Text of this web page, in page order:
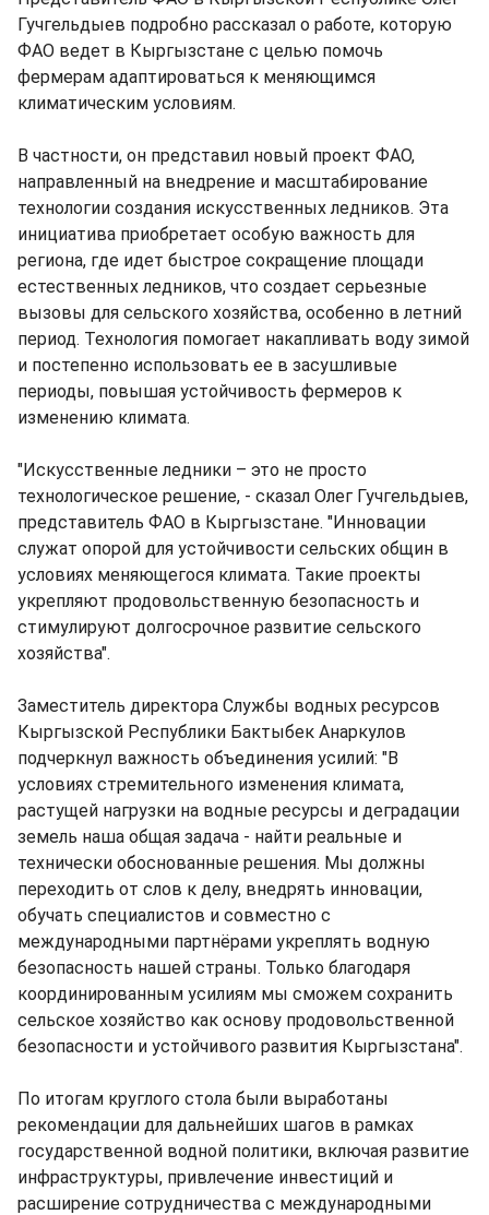
Гучгельдыев подробно рассказал о работе, которую
ФАО ведет в Кыргызстане с целью помочь
фермерам адаптироваться к меняющимся
климатическим условиям.
В частности, он представил новый проект ФАО,
направленный на внедрение и масштабирование
технологии создания искусственных ледников. Эта
инициатива приобретает особую важность для
региона, где идет быстрое сокращение площади
естественных ледников, что создает серьезные
вызовы для сельского хозяйства, особенно в летний
период. Технология помогает накапливать воду зимой
и постепенно использовать ее в засушливые
периоды, повышая устойчивость фермеров к
изменению климата.
"Искусственные ледники – это не просто
технологическое решение, - сказал Олег Гучгельдыев,
представитель ФАО в Кыргызстане. "Инновации
служат опорой для устойчивости сельских общин в
условиях меняющегося климата. Такие проекты
укрепляют продовольственную безопасность и
стимулируют долгосрочное развитие сельского
хозяйства".
Заместитель директора Службы водных ресурсов
Кыргызской Республики Бактыбек Анаркулов
подчеркнул важность объединения усилий: "В
условиях стремительного изменения климата,
растущей нагрузки на водные ресурсы и деградации
земель наша общая задача - найти реальные и
технически обоснованные решения. Мы должны
переходить от слов к делу, внедрять инновации,
обучать специалистов и совместно с
международными партнёрами укреплять водную
безопасность нашей страны. Только благодаря
координированным усилиям мы сможем сохранить
сельское хозяйство как основу продовольственной
безопасности и устойчивого развития Кыргызстана".
По итогам круглого стола были выработаны
рекомендации для дальнейших шагов в рамках
государственной водной политики, включая развитие
инфраструктуры, привлечение инвестиций и
расширение сотрудничества с международными